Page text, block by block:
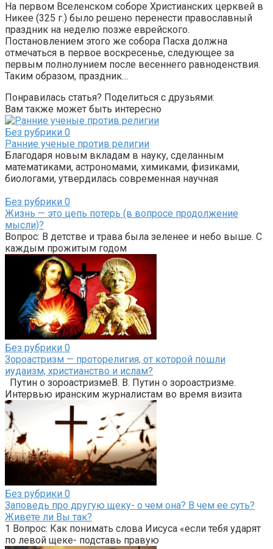
На первом Вселенском соборе Христианских церквей в
Никее (325 г.) было решено перенести православный
праздник на неделю позже еврейского.
Постановлением этого же собора Пасха должна
отмечаться в первое воскресенье, следующее за
первым полнолунием после весеннего равноденствия.
Таким образом, праздник…
Понравилась статья? Поделиться с друзьями:
Вам также может быть интересно
Без рубрики 0
Ранние ученые против религии
Благодаря новым вкладам в науку, сделанным
математиками, астрономами, химиками, физиками,
биологами, утвердилась современная научная
Без рубрики 0
Жизнь — это цепь потерь (в вопросе продолжение
мысли)?
Вопрос: В детстве и трава была зеленее и небо выше. С
каждым прожитым годом
Без рубрики 0
Зороастризм — проторелигия, от которой пошли
иудаизм, христианство и ислам?
Путин о зороастризмеВ. В. Путин о зороастризме.
Интервью иранским журналистам во время визита
Без рубрики 0
Заповедь про другую щеку- о чем она? В чем ее суть?
Живете ли Вы так?
1 Вопрос: Как понимать слова Иисуса «если тебя ударят
по левой щеке- подставь правую